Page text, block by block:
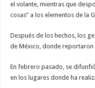
el volante, mientras que
cosas” a los elementos de la
Después de los hechos, los
de México, donde reportaron
En febrero pasado, se
en los lugares donde ha